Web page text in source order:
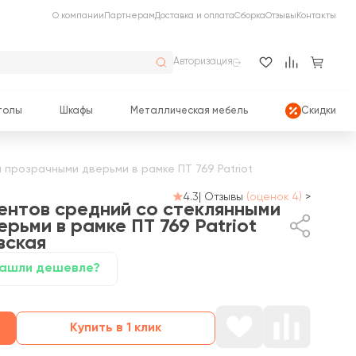
О компании ПартнерамДоставка и оплатаСборкаОтзывы Контакты
Авторизация
Шкафы Металлическая мебель Скидки
дверьми в рамке ПТ 769 Patriot
4.3 Отзывы (оценок 4) >
средний со стеклянными
в рамке ПТ 769 Patriot
дешевле?
Купить в 1 клик